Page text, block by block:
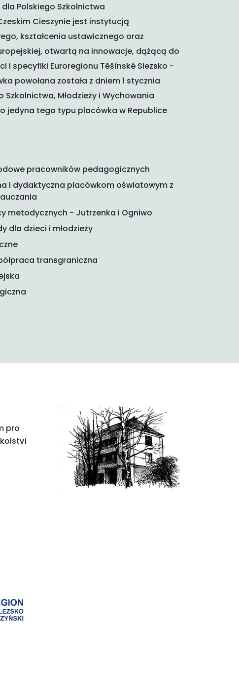
Polskiego Szkolnictwa
Cieszynie jest instytucją
kształcenia ustawicznego oraz
otwartą na innowacje, dążącą do
i specyfiki Euroregionu Těšínské Slezsko -
powołana została z dniem 1 stycznia
Szkolnictwa, Młodzieży i Wychowania
jedyna tego typu placówka w Republice
pracowników pedagogicznych
i dydaktyczna placówkom oświatowym z
metodycznych - Jutrzenka i Ogniwo
dla dzieci i młodzieży
transgraniczna
pro